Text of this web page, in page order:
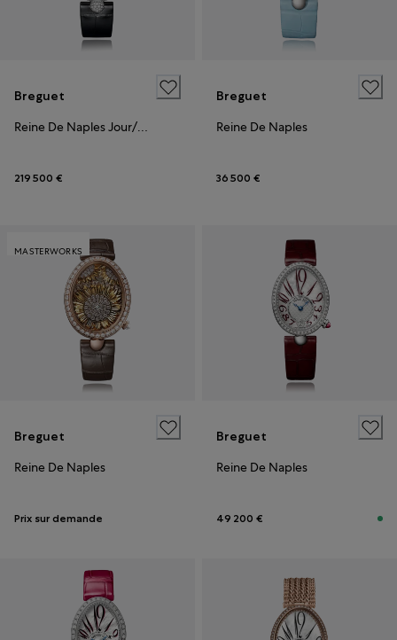
Breguet
Reine De Naples Jour/Nuit
219 500 €
Breguet
Reine De Naples
36 500 €
MASTERWORKS
Breguet
Reine De Naples
Prix sur demande
Breguet
Reine De Naples
49 200 €